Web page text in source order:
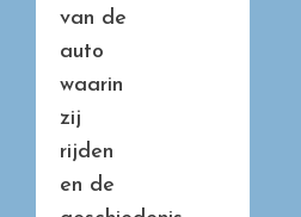
van de
auto
waarin
zij
rijden
en de